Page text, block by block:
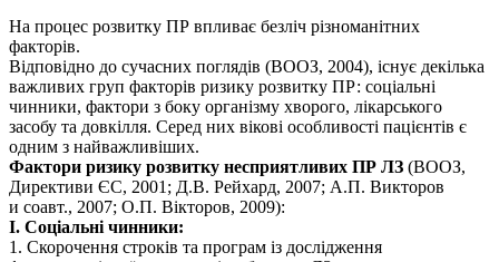
На процес розвитку ПР впливає безліч різноманітних
факторів.
Відповідно до сучасних поглядів (ВООЗ, 2004), існує декілька
важливих груп факторів ризику розвитку ПР: соціальні
чинники, фактори з боку організму хворого, лікарського
засобу та довкілля. Серед них вікові особливості пацієнтів є
одним з найважливіших.
Фактори ризику розвитку несприятливих ПР ЛЗ (ВООЗ,
Директиви ЄС, 2001; Д.В. Рейхард, 2007; А.П. Викторов
и соавт., 2007; О.П. Вікторов, 2009):
І. Соціальні чинники:
1. Скорочення строків та програм із дослідження